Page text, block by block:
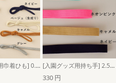
[入園グッズ用巾着ひも] 0.5cm幅ひも：カラーコード9色（1ｍ単位） [入園グッズ用持ち手] 2.5cm幅アクリルテープ：定番色4色（1ｍ単位）
330 円